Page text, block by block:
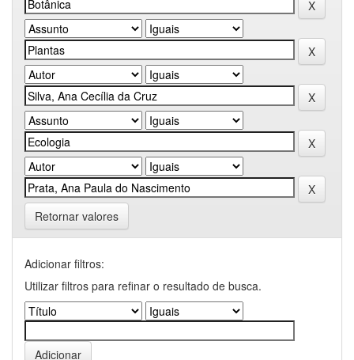
Retornar valores
Adicionar filtros:
Utilizar filtros para refinar o resultado de busca.